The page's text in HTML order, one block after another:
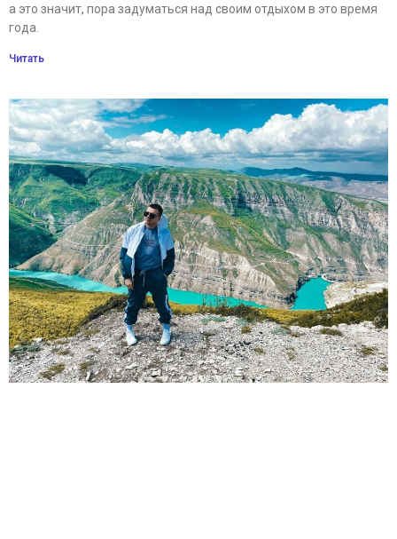
а это значит, пора задуматься над своим отдыхом в это время
года.
Читать